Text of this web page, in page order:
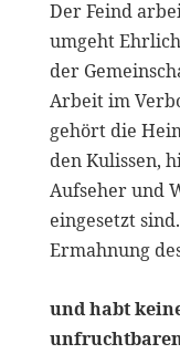
Der Feind
umgeht
der
Arbeit im
gehört die
den Kulissen,
Aufseher und
eingesetzt
Ermahnung
und habt